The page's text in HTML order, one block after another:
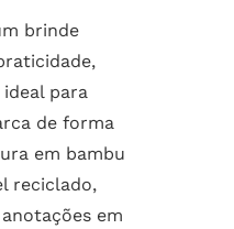
brinde
para
de forma
em bambu
reciclado,
em